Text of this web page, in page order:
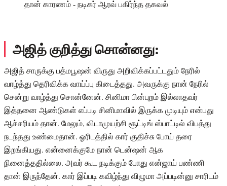
அஜித் குறித்து சொன்னது:
அஜித் சாருக்கு பத்மபூஷன் விருது அறிவிக்கப்பட்டதும் நேரில்
வாழ்த்து தெரிவிக்க வாய்ப்பு கிடைத்தது. அவருக்கு நான் நேரில்
சென்று வாழ்த்து சொன்னேன். சினிமா பின்புறம் இல்லாதவர்
இத்தனை ஆண்டுகள் எப்படி சினிமாவில் இருக்க முடியும் என்பது
ஆச்சரியம் தான். மேலும், விடாமுயற்சி சூட்டிங் ஸ்பாட்டில் விபத்து
நடந்தது உண்மைதான். ஓரிடத்தில் கார் குதிச்சு போய் தரை
இறங்கியது. என்னைக்குமே நான் டென்ஷன் ஆக
நினைத்ததில்லை. அவர் கூட நடிக்கும் போது என்ஜாய் பண்ணி
தான் இருந்தேன். கார் இப்படி கவிழ்ந்து விழுமா அப்படின்னு சாரிடம்